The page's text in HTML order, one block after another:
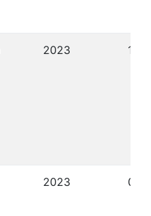
2023 13/
2023 01/